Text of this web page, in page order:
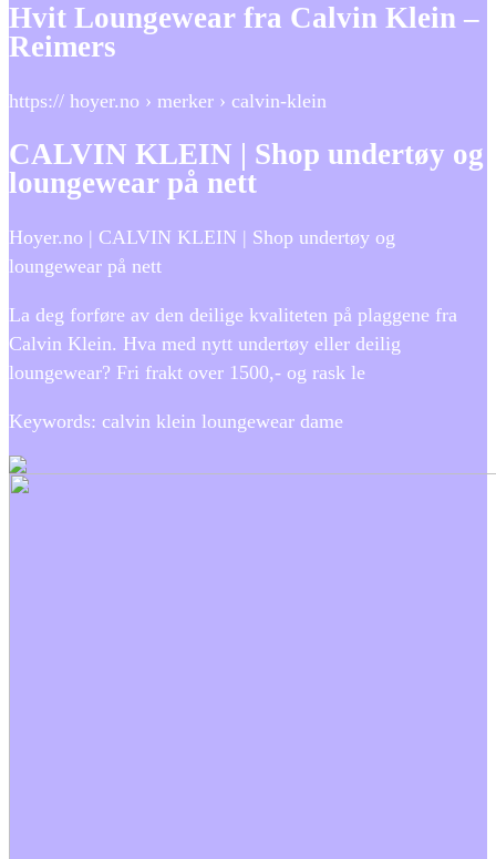
Hvit Loungewear fra Calvin Klein –
Reimers
https:// hoyer.no › merker › calvin-klein
CALVIN KLEIN | Shop undertøy og
loungewear på nett
Hoyer.no | CALVIN KLEIN | Shop undertøy og
loungewear på nett
La deg forføre av den deilige kvaliteten på plaggene fra
Calvin Klein. Hva med nytt undertøy eller deilig
loungewear? Fri frakt over 1500,- og rask le
Keywords: calvin klein loungewear dame